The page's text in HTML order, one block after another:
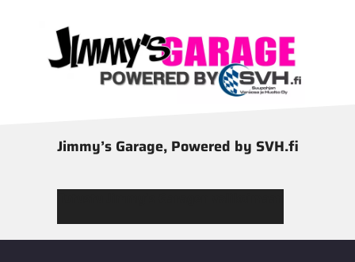
Jimmy’s Garage, Powered by SVH.fi